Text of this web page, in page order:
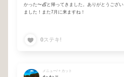
かった〜💇と帰ってきました。ありがとうござい
ました！また7月に来ますね！
0ステキ!
メニュー/ + カット